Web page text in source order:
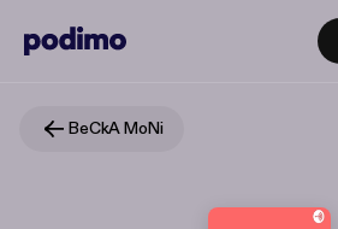
BeCkA MoNi